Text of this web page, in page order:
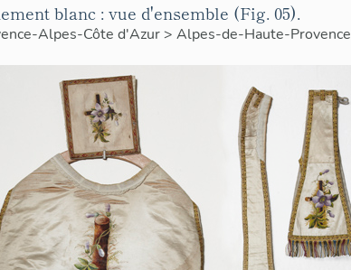
blanc : vue d'ensemble (Fig. 05).
Alpes-Côte d'Azur> Alpes-de-Haute-Provence